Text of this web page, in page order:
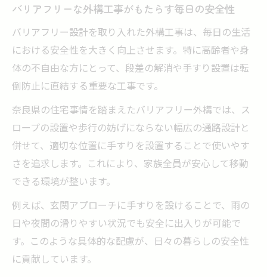
手すり設置と外構工事で叶える快適な住ま
い
バリアフリー外構工事で家族の安心を守る
方法
外構工事で段差解消と手すり設置を同時に
進める
快適な生活を叶えるバリアフリー外構工事
の実践術
外構工事における手すり設置の注意点を押さえ
る
外構工事で手すり設置時に注意すべきポイ
ント
手すり設置を成功させる外構工事の業者選
び
バリアフリーな外構工事がもたらす毎日の安全性
バリアフリー設計を取り入れた外構工事は、毎日の生活
における安全性を大きく向上させます。特に高齢者や身
体の不自由な方にとって、段差の解消や手すり設置は転
倒防止に直結する重要な工事です。
奈良県の住宅事情を踏まえたバリアフリー外構では、ス
ロープの設置や歩行の妨げにならない幅広の通路設計と
併せて、適切な位置に手すりを設置することで使いやす
さを追求します。これにより、家族全員が安心して移動
できる環境が整います。
例えば、玄関アプローチに手すりを設けることで、雨の
日や夜間の滑りやすい状況でも安全に出入りが可能で
す。このような具体的な配慮が、日々の暮らしの安全性
に貢献しています。